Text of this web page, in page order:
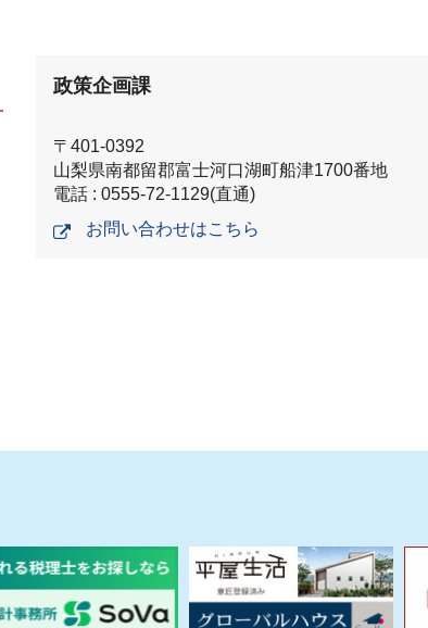
政策企画課
〒401-0392
山梨県南都留郡富士河口湖町船津1700番地
電話 : 0555-72-1129(直通)
お問い合わせはこちら